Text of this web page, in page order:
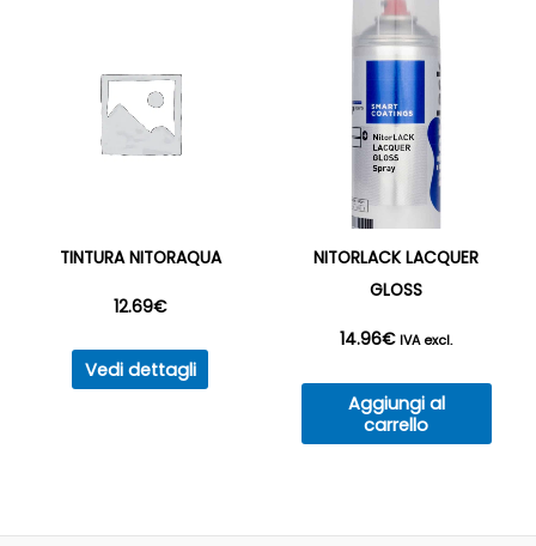
prodotto
TINTURA NITORAQUA
12.69€
Vedi dettagli
Questo
prodotto
NITORLACK LACQUER
GLOSS
14.96€ IVA excl.
Aggiungi al
carrello